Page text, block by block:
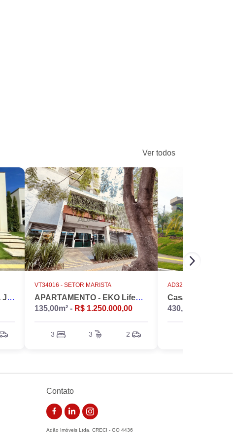
Ver todos
CASA CONTEMPORÂNEA JARDINS NÁPOLES
VT34016 - SETOR MARISTA
APARTAMENTO - EKO LifeStyle
135,00m² - R$ 1.250.000,00
3 3 2
AD32486 -
430,00m² -
Contato
Adão Imóveis Ltda. CRECI - GO 4436